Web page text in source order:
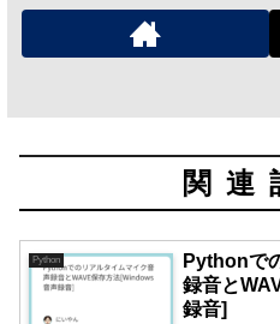
関連
Python
Pythonで
録音と
録音]